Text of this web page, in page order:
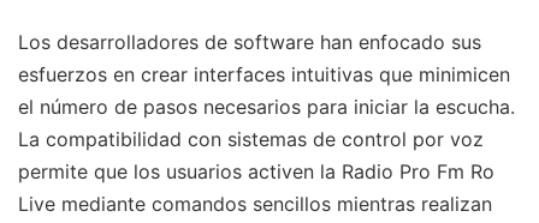
Los desarrolladores de software han enfocado sus
esfuerzos en crear interfaces intuitivas que minimicen
el número de pasos necesarios para iniciar la escucha.
La compatibilidad con sistemas de control por voz
permite que los usuarios activen la Radio Pro Fm Ro
Live mediante comandos sencillos mientras realizan